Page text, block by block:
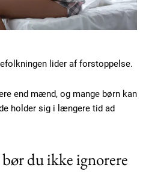
lider af forstoppelse.
end mænd, og mange børn kan
holder sig i længere tid ad
du ikke ignorere